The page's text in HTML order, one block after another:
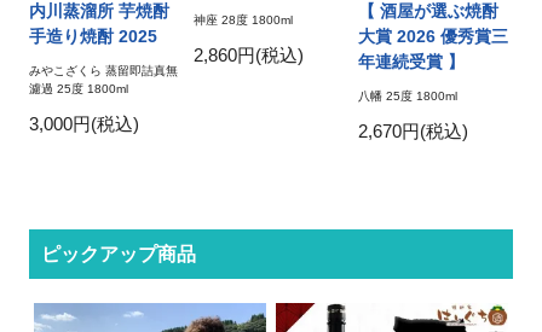
内川蒸溜所 芋焼酎
手造り焼酎 2025
みやこざくら 蒸留即詰真無
濾過 25度 1800ml
3,000円(税込)
神座 28度 1800ml
2,860円(税込)
【 酒屋が選ぶ焼酎
大賞 2026 優秀賞三
年連続受賞 】
八幡 25度 1800ml
2,670円(税込)
ピックアップ商品